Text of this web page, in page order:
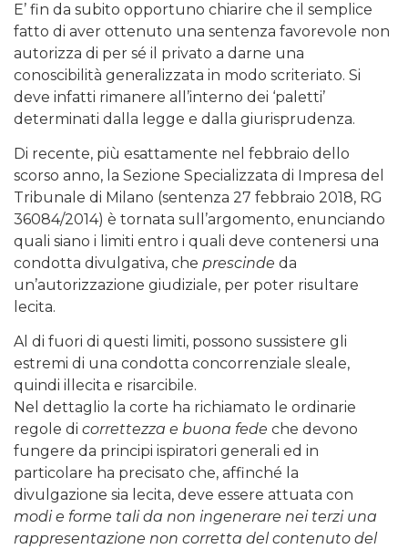
E’ fin da subito opportuno chiarire che il semplice
fatto di aver ottenuto una sentenza favorevole non
autorizza di per sé il privato a darne una
conoscibilità generalizzata in modo scriteriato. Si
deve infatti rimanere all’interno dei ‘paletti’
determinati dalla legge e dalla giurisprudenza.
Di recente, più esattamente nel febbraio dello
scorso anno, la Sezione Specializzata di Impresa del
Tribunale di Milano (sentenza 27 febbraio 2018, RG
36084/2014) è tornata sull’argomento, enunciando
quali siano i limiti entro i quali deve contenersi una
condotta divulgativa, che prescinde da
un’autorizzazione giudiziale, per poter risultare
lecita.
Al di fuori di questi limiti, possono sussistere gli
estremi di una condotta concorrenziale sleale,
quindi illecita e risarcibile.
Nel dettaglio la corte ha richiamato le ordinarie
regole di correttezza e buona fede che devono
fungere da principi ispiratori generali ed in
particolare ha precisato che, affinché la
divulgazione sia lecita, deve essere attuata con
modi e forme tali da non ingenerare nei terzi una
rappresentazione non corretta del contenuto del